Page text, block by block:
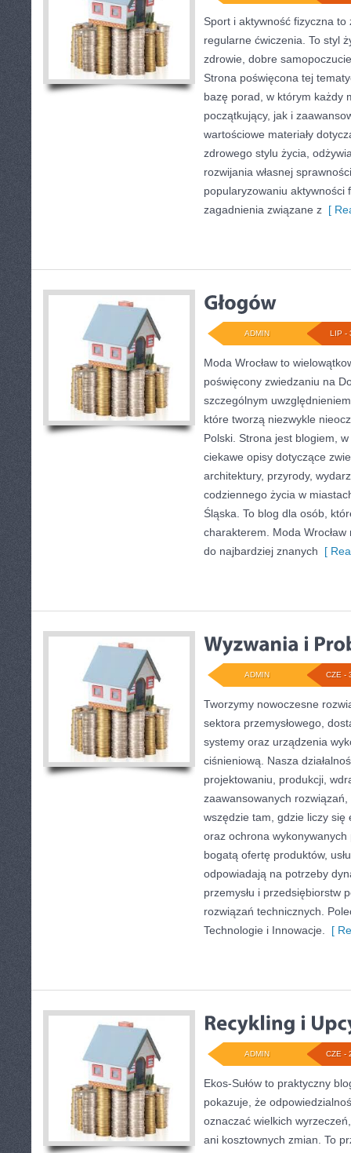
Sport i aktywność fizyczna
regularne ćwiczenia. To styl
zdrowie, dobre
Strona poświęcona tej
bazę porad, w którym każdy
początkujący, jak i
wartościowe materiały
zdrowego stylu życia,
rozwijania własnej
popularyzowaniu aktywności
zagadnienia związane z [
LIP -
ADMIN
Moda Wrocław to
poświęcony zwiedzaniu na
szczególnym
które tworzą niezwykle
Polski. Strona jest blogiem,
ciekawe opisy dotyczące
architektury, przyrody,
codziennego życia w
Śląska. To blog dla osób,
charakterem. Moda Wrocław
do najbardziej znanych [
CZE -
ADMIN
Tworzymy nowoczesne
sektora przemysłowego,
systemy oraz urządzenia
ciśnieniową. Nasza
projektowaniu, produkcji,
zaawansowanych
wszędzie tam, gdzie liczy się
oraz ochrona
bogatą ofertę produktów,
odpowiadają na potrzeby
przemysłu i przedsiębiorstw
rozwiązań technicznych.
Technologie i Innowacje.
[
CZE -
ADMIN
Ekos-Sułów to praktyczny
pokazuje, że
oznaczać wielkich
ani kosztownych zmian. To